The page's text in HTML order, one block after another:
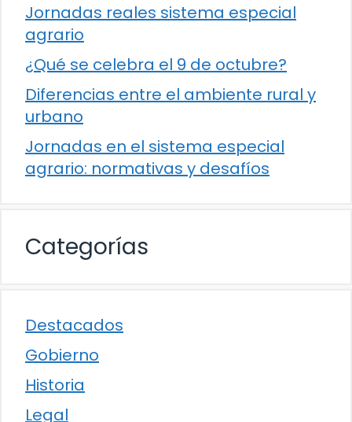
Jornadas reales sistema especial
agrario
¿Qué se celebra el 9 de octubre?
Diferencias entre el ambiente rural y
urbano
Jornadas en el sistema especial
agrario: normativas y desafíos
Categorías
Destacados
Gobierno
Historia
Legal